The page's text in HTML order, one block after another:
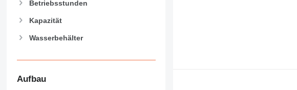
Betriebsstunden
Kapazität
Wasserbehälter
Aufbau